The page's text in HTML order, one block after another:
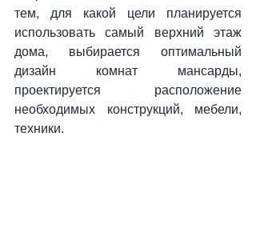
тем, для какой цели планируется
использовать самый верхний этаж
дома, выбирается оптимальный
дизайн комнат мансарды,
проектируется расположение
необходимых конструкций, мебели,
техники.